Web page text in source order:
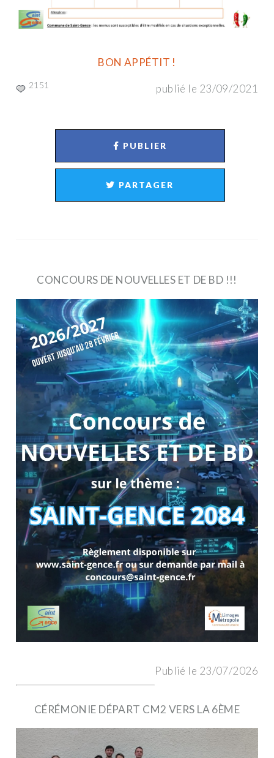
CONCOURS DE NOUVELLES ET DE BD !!!
Publié le 23/07/2026
CÉRÉMONIE DÉPART CM2 VERS LA 6ÈME
BON APPÉTIT !
publié le 23/09/2021
2151
PUBLIER
PARTAGER